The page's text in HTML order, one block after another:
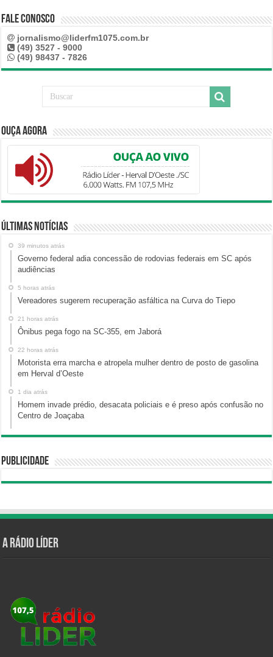
Fale Conosco
jornalismo@liderfm1075.com.br
(49) 3527 - 9000
(49) 98437 - 7826
Ouça Agora
Últimas Notícias
39 minutos atrás
Governo federal adia concessão de rodovias federais em SC após
audiências
5 horas atrás
Vereadores sugerem recuperação asfáltica na Curva do Tiepo
21 horas atrás
Ônibus pega fogo na SC-355, em Jaborá
22 horas atrás
Motorista erra marcha e atropela mulher dentro de posto de gasolina
em Herval d’Oeste
1 dia atrás
Homem invade prédio, desacata policiais e é preso após confusão no
Centro de Joaçaba
Publicidade
A Rádio Líder